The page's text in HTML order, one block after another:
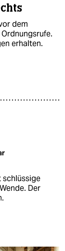
dem
erhalten.
schlüssige
Der